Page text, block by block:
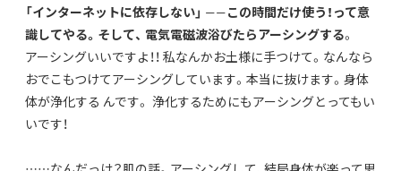
「インターネットに依存しない」 ——この時間だけ使う！って意
識してやる。そして、 電気電磁波浴びたらアーシングする。
アーシングいいですよ！！ 私なんかお土様に手つけて。なんなら
おでこもつけてアーシングしています。本当に抜けます。身体
体が浄化する んです。 浄化するためにもアーシングとってもい
いです！